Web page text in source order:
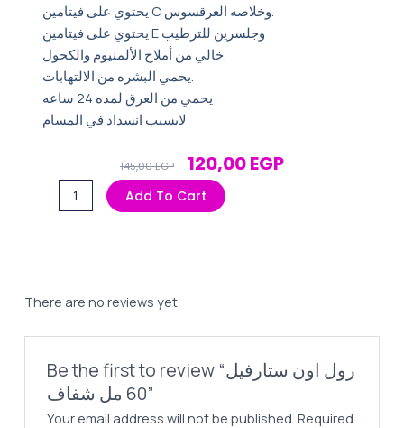
يحتوي على فيتامين C وخلاصه العرقسوس.
يحتوي على فيتامين E وجلسرين للترطيب
خالي من أملاح الألمنيوم والكحول.
يحمي البشره من الالتهابات.
يحمي من العرق لمده 24 ساعه
لايسبب انسداد في المسام
145,00EGP Original
Price
Was:
120,00EGPCurrent
شفاف
Add To Cart
There are no reviews yet.
Be the first to review “رول اون ستارفيل
60 مل شفاف”
Your email address will not be published. Required